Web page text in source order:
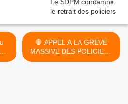
🛑 APPEL A LA GREVE
MASSIVE DES POLICIERS
MUNICIPAUX LE 7 MARS